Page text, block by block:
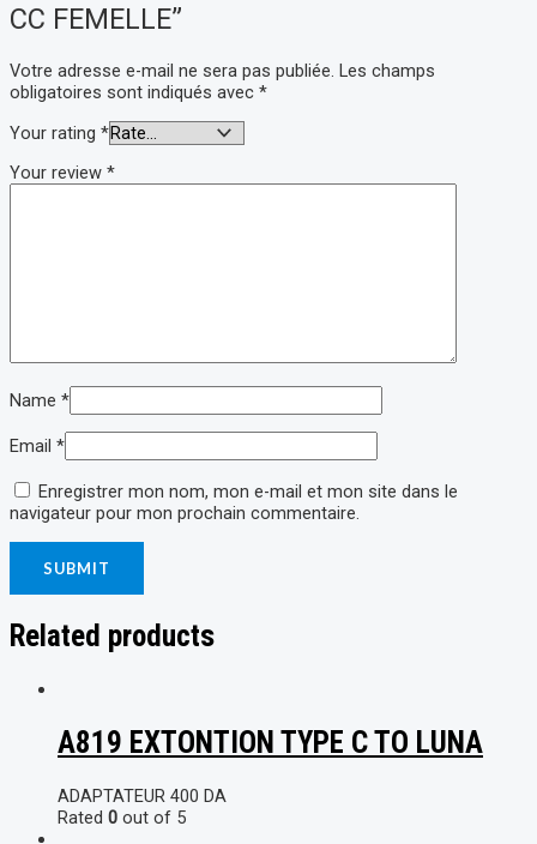
CC FEMELLE”
Votre adresse e-mail ne sera pas publiée. Les champs
obligatoires sont indiqués avec *
Your rating *
Your review *
Name *
Email *
Enregistrer mon nom, mon e-mail et mon site dans le
navigateur pour mon prochain commentaire.
Related products
A819 EXTONTION TYPE C TO LUNA
ADAPTATEUR 400 DA
Rated 0 out of 5